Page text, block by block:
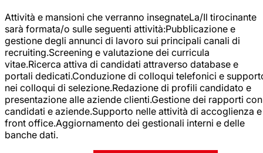
Attività e mansioni che verranno insegnateLa/Il tirocinante
sarà formata/o sulle seguenti attività:Pubblicazione e
gestione degli annunci di lavoro sui principali canali di
recruiting.Screening e valutazione dei curricula
vitae.Ricerca attiva di candidati attraverso database e
portali dedicati.Conduzione di colloqui telefonici e
nei colloqui di selezione.Redazione di profili candidato e
presentazione alle aziende clienti.Gestione dei rapporti con
candidati e aziende.Supporto nelle attività di accoglienza e
front office.Aggiornamento dei gestionali interni e delle
banche dati.